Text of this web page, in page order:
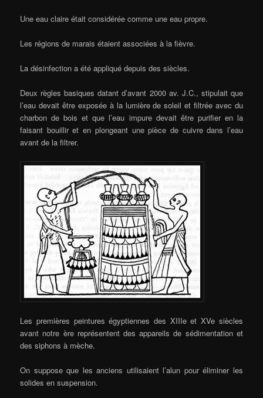
Une eau claire était considérée comme une eau propre.
Les régions de marais étaient associées à la fièvre.
La désinfection a été appliqué depuis des siècles.
Deux règles basiques datant d’avant 2000 av. J.C., stipulait que
l’eau devait être exposée à la lumière de soleil et filtrée avec du
charbon de bois et que l’eau impure devait être purifier en la
faisant bouillir et en plongeant une pièce de cuivre dans l’eau
avant de la filtrer.
Les premières peintures égyptiennes des XIIIe et XVe siècles
avant notre ère représentent des appareils de sédimentation et
des siphons à mèche.
On suppose que les anciens utilisaient l’alun pour éliminer les
solides en suspension.